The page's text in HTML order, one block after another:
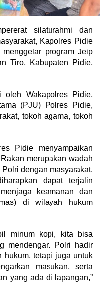
silaturahmi dan
Kapolres Pidie
program Jeip
Tiro, Kabupaten Pidie,
oleh Wakapolres Pidie,
(PJU) Polres Pidie,
tokoh agama, tokoh
Pidie menyampaikan
merupakan wadah
dengan masyarakat.
dapat terjalin
keamanan dan
di wilayah hukum
minum kopi, kita bisa
mendengar. Polri hadir
hukum, tetapi juga untuk
masukan, serta
yang ada di lapangan,”